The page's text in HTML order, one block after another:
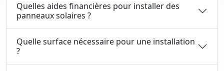
Quelles aides financières pour installer des
panneaux solaires ?
Quelle surface nécessaire pour une installation
?